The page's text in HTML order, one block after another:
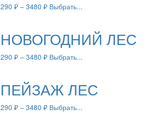
290 ₽ – 3480 ₽ Выбрать...
НОВОГОДНИЙ ЛЕС
290 ₽ – 3480 ₽ Выбрать...
ПЕЙЗАЖ ЛЕС
290 ₽ – 3480 ₽ Выбрать...